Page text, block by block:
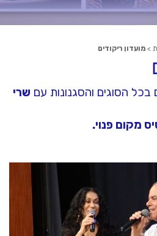
> מועדון ריקודים
בכל הסוגים והסגנונות עם שרי
מקום פנוי.